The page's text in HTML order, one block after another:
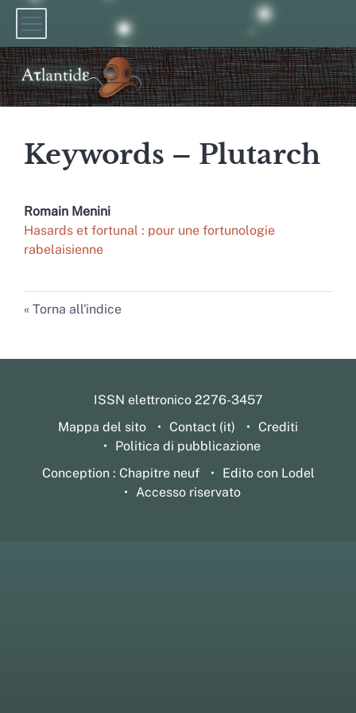
Keywords – Plutarch
Romain Menini
Hasards et fortunal : pour une fortunologie
rabelaisienne
Torna all'indice
ISSN elettronico 2276-3457
Mappa del sito
Contact (it)
Crediti
Politica di pubblicazione
Conception : Chapitre neuf
Edito con Lodel
Accesso riservato